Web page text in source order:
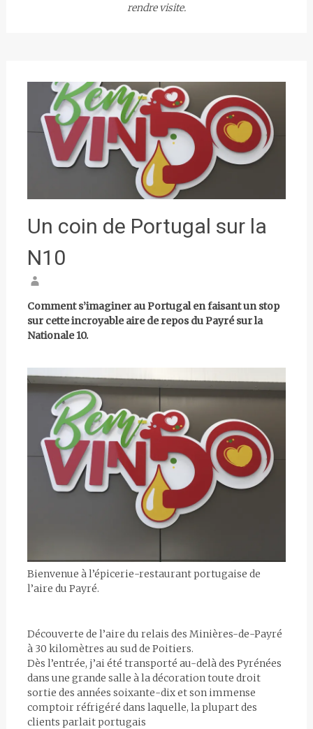
rendre visite.
Un coin de Portugal sur la
N10
Comment s’imaginer au Portugal en faisant un stop
sur cette incroyable aire de repos du Payré sur la
Nationale 10.
Bienvenue à l’épicerie-restaurant portugaise de
l’aire du Payré.
Découverte de l’aire du relais des Minières-de-Payré
à 30 kilomètres au sud de Poitiers.
Dès l’entrée, j’ai été transporté au-delà des Pyrénées
dans une grande salle à la décoration toute droit
sortie des années soixante-dix et son immense
comptoir réfrigéré dans laquelle, la plupart des
clients parlait portugais